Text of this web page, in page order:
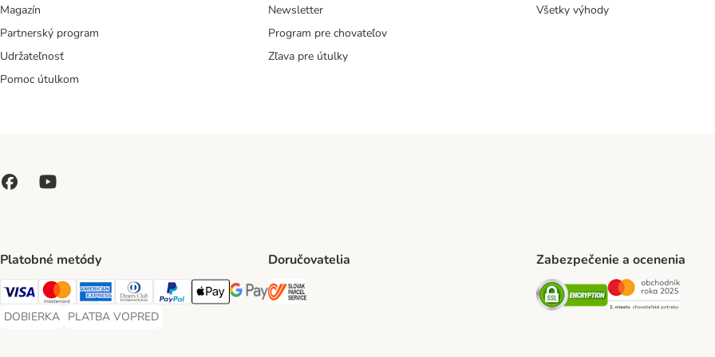
Magazín
Partnerský program
Udržateľnosť
Pomoc útulkom
Newsletter
Program pre chovateľov
Zľava pre útulky
Všetky výhody
Platobné metódy
Visa Payment Method
Mastercard Payment Method
American Express Payment Method
Diners Club Payment Method
PayPal Payment Method
Apple Pay Payment Method
Google Pay Payment Method
DOBIERKA
DOBIERKA Payment Method
PLATBA VOPRED
PLATBA VOPRED Payment Method
Doručovatelia Zabezpečenie a ocenenia
Security